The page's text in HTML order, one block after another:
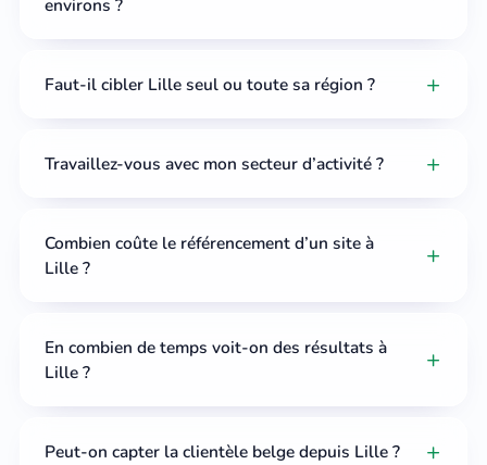
environs ?
Faut-il cibler Lille seul ou toute sa région ?
Travaillez-vous avec mon secteur d’activité ?
Combien coûte le référencement d’un site à
Lille ?
En combien de temps voit-on des résultats à
Lille ?
Peut-on capter la clientèle belge depuis Lille ?